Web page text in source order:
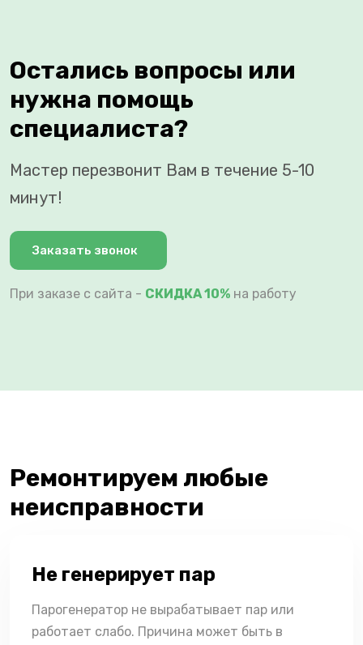
Остались вопросы или
нужна помощь
специалиста?
Мастер перезвонит Вам в течение 5-10
минут!
Заказать звонок
При заказе с сайта - СКИДКА 10% на работу
Ремонтируем любые
неисправности
Не генерирует пар
Парогенератор не вырабатывает пар или
работает слабо. Причина может быть в